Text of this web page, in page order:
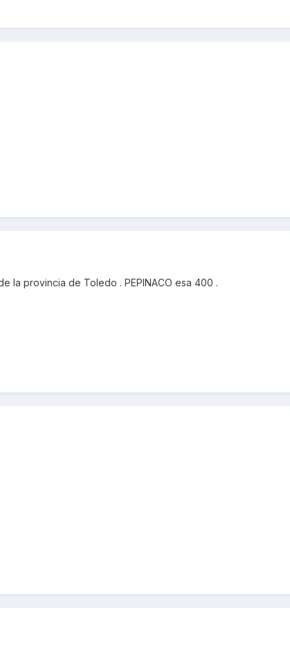
la provincia de Toledo . PEPINACO esa 400 .